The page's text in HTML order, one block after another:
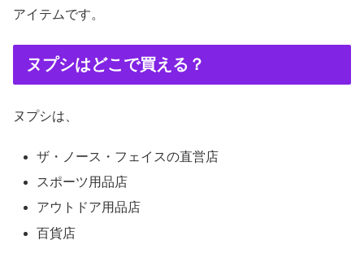
アイテムです。
ヌプシはどこで買える？
ヌプシは、
ザ・ノース・フェイスの直営店
スポーツ用品店
アウトドア用品店
百貨店